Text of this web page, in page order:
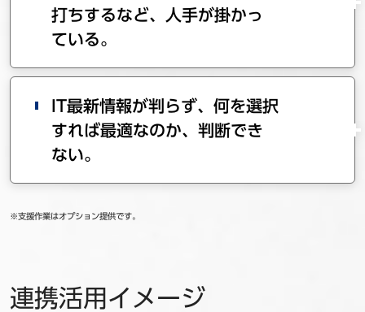
打ちするなど、人手が掛かっ
ている。
IT最新情報が判らず、何を選択
すれば最適なのか、判断でき
ない。
※支援作業はオプション提供です。
連携活用イメージ